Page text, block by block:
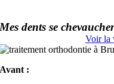
Mes dents se
Voir la
Avant :